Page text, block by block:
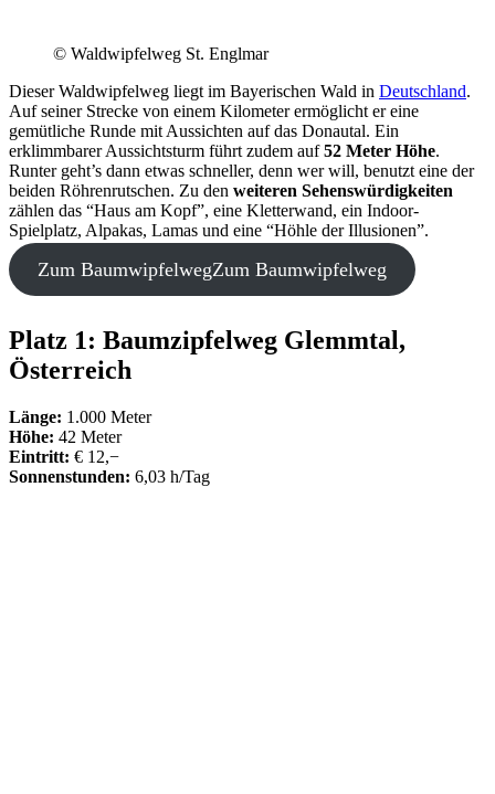
© Waldwipfelweg St. Englmar
Dieser Waldwipfelweg liegt im Bayerischen Wald in Deutschland.
Auf seiner Strecke von einem Kilometer ermöglicht er eine
gemütliche Runde mit Aussichten auf das Donautal. Ein
erklimmbarer Aussichtsturm führt zudem auf52 Meter Höhe.
Runter geht’s dann etwas schneller, denn wer will, benutzt eine der
beiden Röhrenrutschen. Zu den weiteren Sehenswürdigkeiten
zählen das “Haus am Kopf”, eine Kletterwand, ein Indoor-
Spielplatz, Alpakas, Lamas und eine “Höhle der Illusionen”.
Zum BaumwipfelwegZum Baumwipfelweg
Platz 1: Baumzipfelweg Glemmtal,
Österreich
Länge: 1.000 Meter
Höhe: 42 Meter
Eintritt: € 12,−
Sonnenstunden: 6,03 h/Tag